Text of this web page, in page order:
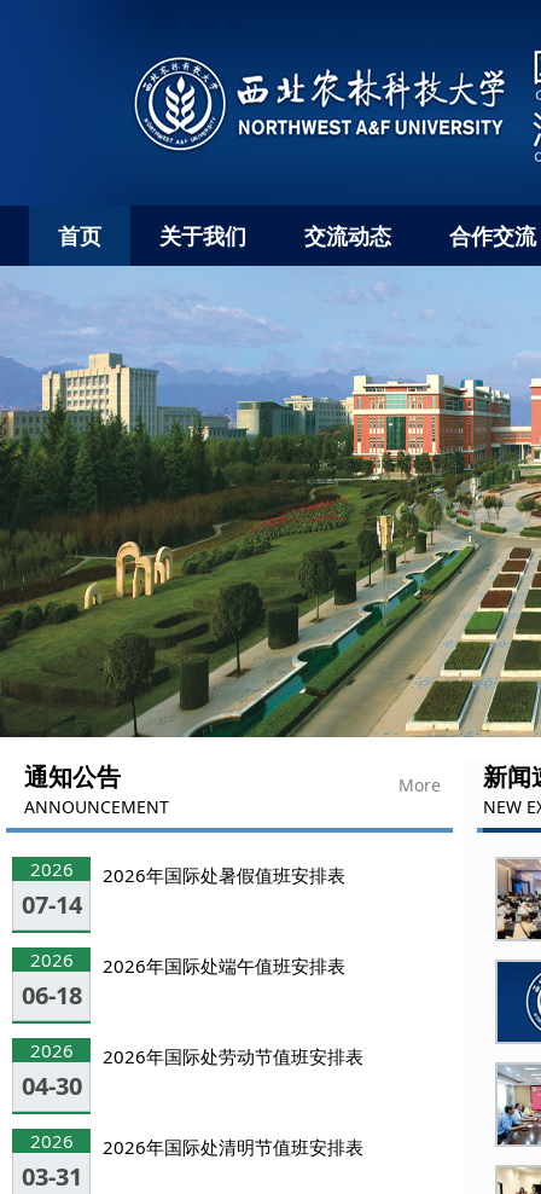
首页 关于我们 交流动态 合作交流
More
通知公告
ANNOUNCEMENT
2026
07-14
2026年国际处暑假值班安排表
2026
06-18
2026年国际处端午值班安排表
2026
04-30
2026年国际处劳动节值班安排表
2026
03-31
2026年国际处清明节值班安排表
新闻
NEW